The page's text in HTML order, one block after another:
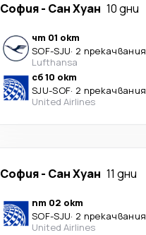
София- Сан Хуан 10 дни
чт 01 окт
SOF-SJU· 2 прекачвания
Lufthansa
сб 10 окт
SJU-SOF· 2 прекачвания
United Airlines
София- Сан Хуан 11 дни
пт 02 окт
SOF-SJU· 2 прекачвания
United Airlines